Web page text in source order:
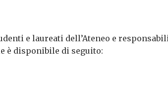
e laureati dell’Ateneo e
è disponibile di seguito: